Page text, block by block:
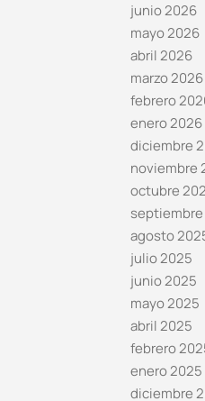
junio 2026
mayo 2026
abril 2026
marzo 2026
febrero
enero 2026
diciembre
noviembre
octubre
agosto
julio 2025
junio 2025
mayo 2025
abril 2025
febrero
enero 2025
diciembre